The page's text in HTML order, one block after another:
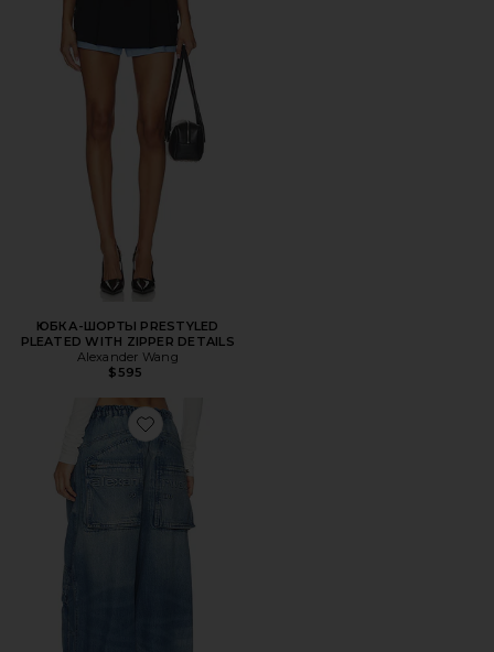
ЮБКА-ШОРТЫ PRESTYLED
PLEATED WITH ZIPPER DETAILS
Alexander Wang
$595
Favorite ДЖИНСЫ OVERSIZED CARGO WIDE LEG